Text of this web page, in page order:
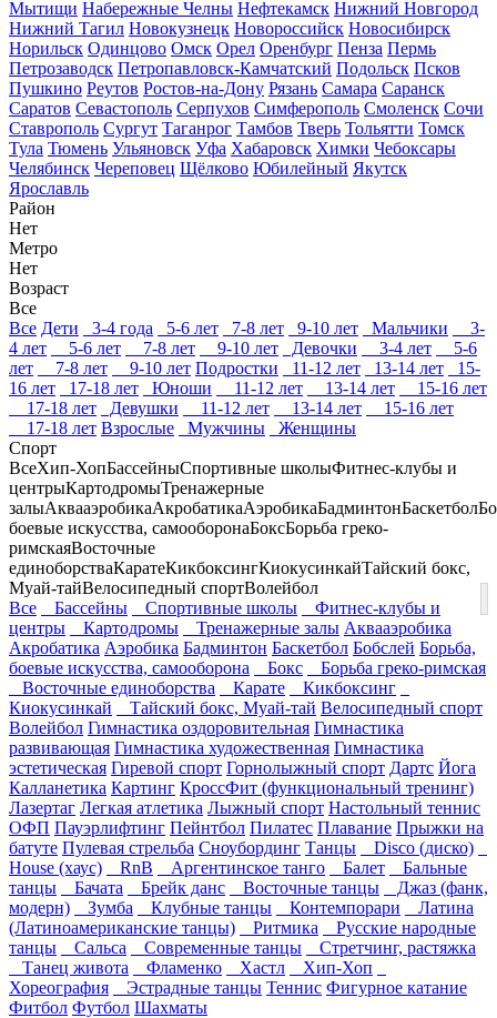
Мытищи Набережные Челны Нефтекамск Нижний Новгород
Нижний Тагил Новокузнецк Новороссийск Новосибирск
Норильск Одинцово Омск Орел Оренбург Пенза Пермь
Петрозаводск Петропавловск-Камчатский Подольск Псков
Пушкино Реутов Ростов-на-Дону Рязань Самара Саранск
Саратов Севастополь Серпухов Симферополь Смоленск Сочи
Ставрополь Сургут Таганрог Тамбов Тверь Тольятти Томск
Тула Тюмень Ульяновск Уфа Хабаровск Химки Чебоксары
Челябинск Череповец Щёлково Юбилейный Якутск
Ярославль
Район
Нет
Метро
Нет
Возраст
Все
Все Дети 3-4 года 5-6 лет 7-8 лет 9-10 лет Мальчики
3-
4 лет
5-6 лет 7-8 лет 9-10 лет Девочки 3-4 лет
5-6
лет
7-8 лет 9-10 лет Подростки 11-12 лет 13-14 лет
15-
16 лет
17-18 лет Юноши 11-12 лет 13-14 лет
15-16 лет
17-18 лет
Девушки 11-12 лет 13-14 лет
15-16 лет
17-18 лет Взрослые Мужчины
Женщины
Спорт
ВсеХип-ХопБассейныСпортивные школыФитнес-клубы и
центрыКартодромыТренажерные
залыАквааэробикаАкробатикаАэробикаБадминтонБаскетбол
боевые искусства, самооборонаБоксБорьба греко-
римскаяВосточные
единоборстваКаратеКикбоксингКиокусинкайТайский бокс,
Муай-тайВелосипедный спортВолейбол
Все
Бассейны Спортивные школы
Фитнес-клубы и
центры
Картодромы Тренажерные залы Аквааэробика
Акробатика Аэробика Бадминтон Баскетбол Бобслей Борьба,
боевые искусства, самооборона
Бокс
Борьба греко-римская
Восточные единоборства
Карате
Кикбоксинг
Киокусинкай
Тайский бокс, Муай-тай Велосипедный спорт
Волейбол Гимнастика оздоровительная Гимнастика
развивающая Гимнастика художественная Гимнастика
эстетическая Гиревой спорт Горнолыжный спорт Дартс Йога
Калланетика Картинг КроссФит (функциональный тренинг)
Лазертаг Легкая атлетика Лыжный спорт Настольный теннис
ОФП Пауэрлифтинг Пейнтбол Пилатес Плавание Прыжки на
батуте Пулевая стрельба Сноубординг Танцы
Disco (диско)
House (хаус)
RnB Аргентинское танго Балет
Бальные
танцы
Бачата Брейк данс Восточные танцы
Джаз (фанк,
модерн)
Зумба Клубные танцы Контемпорари
Латина
(Латиноамериканские танцы)
Ритмика
Русские народные
танцы
Сальса Современные танцы
Стретчинг, растяжка
Танец живота
Фламенко Хастл
Хип-Хоп
Хореография
Эстрадные танцы Теннис Фигурное катание
Фитбол Футбол Шахматы